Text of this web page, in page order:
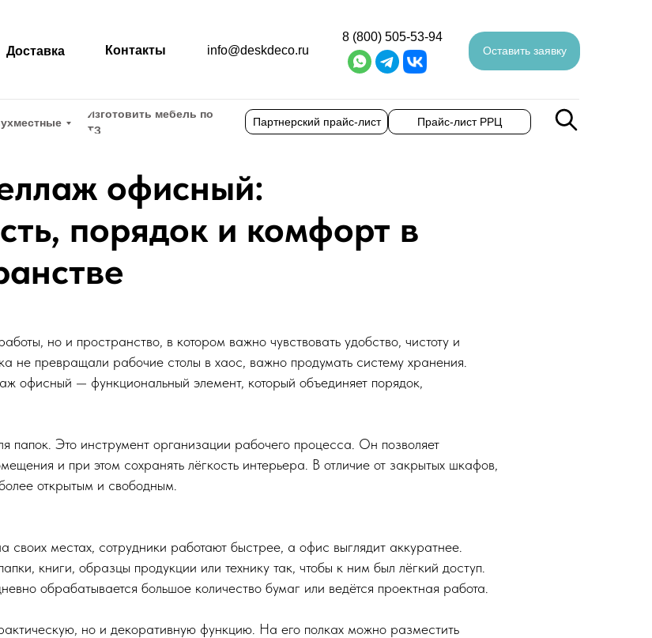
Оставить заявку
info@deskdeco.ru
8 (800) 505-53-94
Изготовить мебель по
ТЗ
Доставка Контакты
Партнерский прайс-лист Прайс-лист РРЦ
офисный:
порядок и комфорт в
но и пространство, в котором важно чувствовать удобство, чистоту и
не превращали рабочие столы в хаос, важно продумать систему хранения.
офисный — функциональный элемент, который объединяет порядок,
папок. Это инструмент организации рабочего процесса. Он позволяет
и при этом сохранять лёгкость интерьера. В отличие от закрытых шкафов,
открытым и свободным.
своих местах, сотрудники работают быстрее, а офис выглядит аккуратнее.
книги, образцы продукции или технику так, чтобы к ним был лёгкий доступ.
обрабатывается большое количество бумаг или ведётся проектная работа.
но и декоративную функцию. На его полках можно разместить